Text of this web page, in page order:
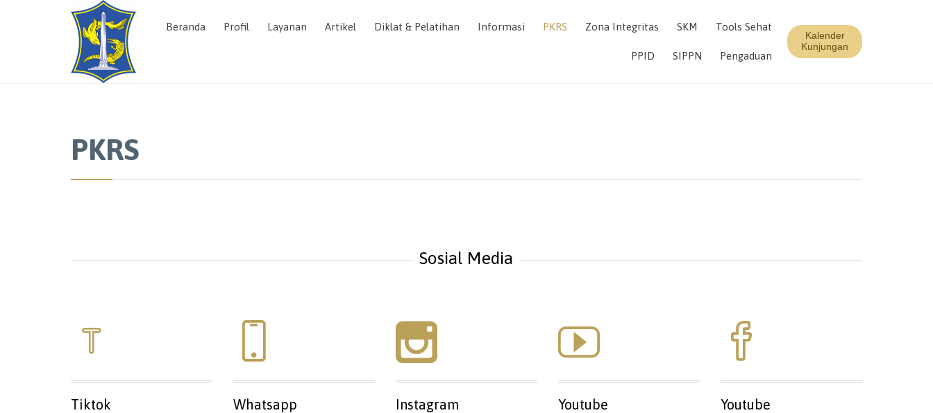
to
content
Beranda Profil Layanan Artikel Diklat & Pelatihan Informasi PKRS Zona Integritas SKM Tools Sehat
PPID SIPPN Pengaduan
Kalender
Kunjungan
PKRS
Sosial Media

Tiktok

Whatsapp

Instagram

Youtube

Youtube